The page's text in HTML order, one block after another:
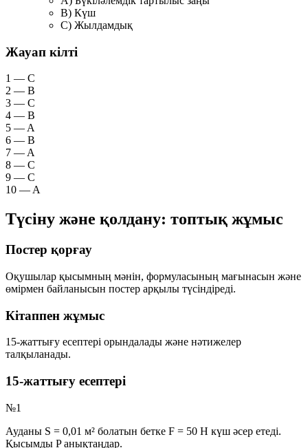
B) Күш
C) Жылдамдық
Жауап кілті
1 — C
2 — B
3 — C
4 — B
5 — A
6 — B
7 — A
8 — C
9 — C
10 — A
Түсіну және қолдану: топтық жұмыс
Постер қорғау
Оқушылар қысымның мәнін, формуласының мағынасын және
өмірмен байланысын постер арқылы түсіндіреді.
Кітаппен жұмыс
15-жаттығу есептері орындалады және нәтижелер
талқыланады.
15-жаттығу есептері
№1
Ауданы S = 0,01 м² болатын бетке F = 50 Н күш әсер етеді.
Қысымды Pанықтаңдар.